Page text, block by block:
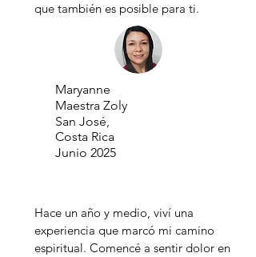
que también es posible para ti.
Maryanne
Maestra Zoly
San José,
Costa Rica
Junio 2025
Hace un año y medio, viví una
experiencia que marcó mi camino
espiritual. Comencé a sentir dolor en